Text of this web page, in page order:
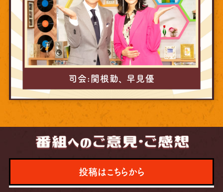
司会:関根勤、 早見優
投稿はこちらから